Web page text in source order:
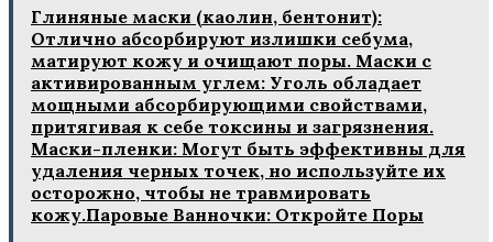
Глиняные маски (каолин, бентонит):
Отлично абсорбируют излишки себума,
матируют кожу и очищают поры. Маски с
активированным углем: Уголь обладает
мощными абсорбирующими свойствами,
притягивая к себе токсины и загрязнения.
Маски-пленки: Могут быть эффективны для
удаления черных точек, но используйте их
осторожно, чтобы не травмировать
кожу.Паровые Ванночки: Откройте Поры